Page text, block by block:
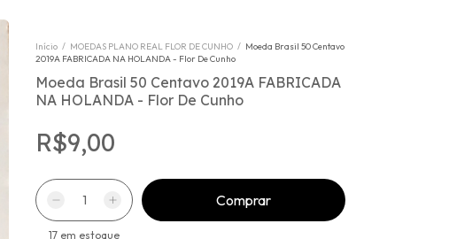
Início / MOEDAS PLANO REAL FLOR DE CUNHO / Moeda Brasil 50 Centavo
2019A FABRICADA NA HOLANDA - Flor De Cunho
Moeda Brasil 50 Centavo 2019A FABRICADA
NA HOLANDA - Flor De Cunho
R$9,00
17 em estoque